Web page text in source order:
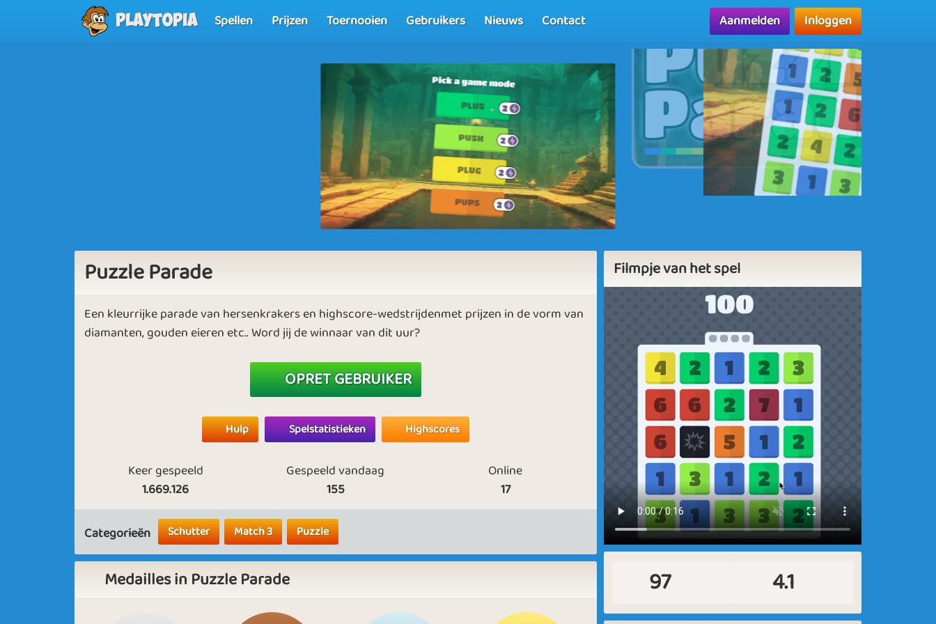
Playtopia Spellen Prijzen Toernooien Gebruikers Nieuws Contact Aanmelden Inloggen
Puzzle Parade
Een kleurrijke parade van hersenkrakers en highscore-wedstrijdenmet prijzen in de vorm van
diamanten, gouden eieren etc.. Word jij de winnaar van dit uur?
OPRET GEBRUIKER
Hulp Spelstatistieken Highscores
Keer gespeeld
1.669.126
Gespeeld vandaag
155
Online
17
Categorieën Schutter Match 3 Puzzle
Medailles in Puzzle Parade
Filmpje van het spel
97 4.1